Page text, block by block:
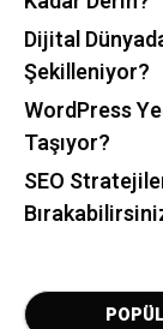
Dijital
Şekilleniyor?
WordPress
Taşıyor?
SEO